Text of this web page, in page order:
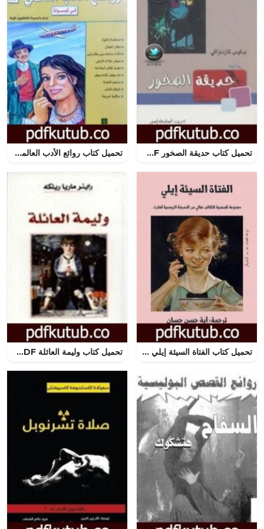
تحميل كتاب حديقة الصخور PDF تأليف نيكوس كازانتزاكيس مجانا [كامل] تحميل كتاب روائع الأدب العالمي في كبسولة جـ 13 PDF تأليف حسين عيد مجانا [كامل]
تحميل كتاب الفتاة السيئة إيلي PDF تأليف آية حسن حسان مجانا [كامل] تحميل كتاب وليمة العائلة PDF تأليف راينر ماريا ريلكه مجانا [كامل]